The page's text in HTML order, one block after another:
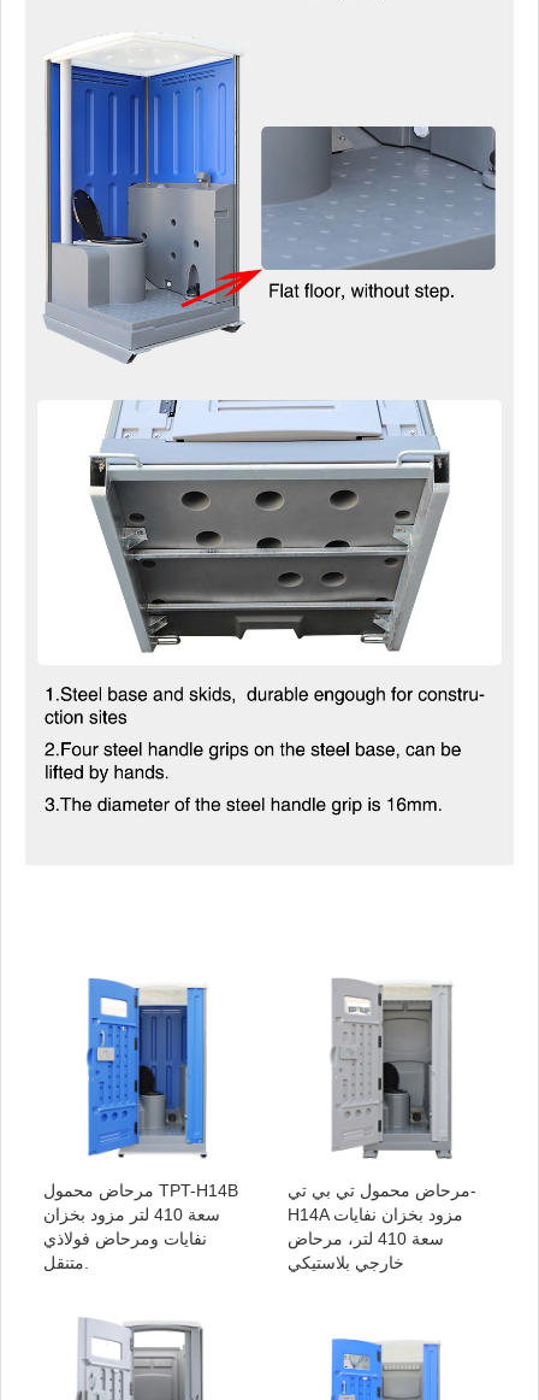
مرحاض محمول TPT-H14B
سعة 410 لتر مزود بخزان
نفايات ومرحاض فولاذي
مرحاض محمول تي بي تي-
H14A مزود بخزان نفايات
سعة 410 لتر، مرحاض
خارجي بلاستيكي